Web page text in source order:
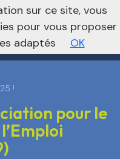
Vers le site national
!
pour le
sur ce site, vous
pour vous proposer
adaptés
OK